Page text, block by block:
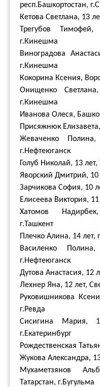
респ.Башкортостан,
Кетова Светлана, 13
Трегубов
г.Кинешма
Виноградова
г.Кинешма
Кокорина Ксения,
Онищенко
г.Кинешма
Иванова Олеся,
Присяжнюк
Жеваченко
г.Нефтеюганск
Голуб Николай, 13
Яворский Дмитрий, 10
Зарчикова София, 10
Елисеева Виктория,
Хатомов
г.Ташкент
Плечко Алина, 14 лет,
Василенко
г.Нефтеюганск
Дутова Анастасия, 12
Лехнер Яна, 12 лет,
Руковишникова
г.Ревда
Сисигина Мария,
г.Екатеринбург
Рождественская
Жукова Александра,
Мухаметзянов
Татарстан, г.Бугульма